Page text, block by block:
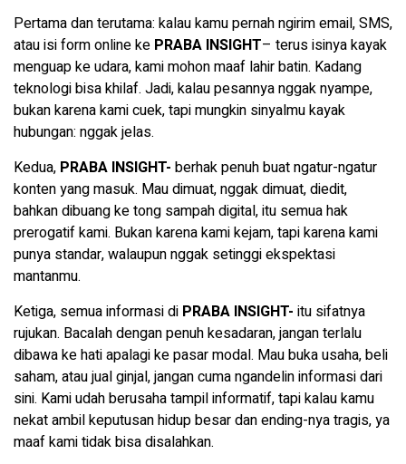
Pertama dan terutama: kalau kamu pernah ngirim email, SMS,
atau isi form online ke PRABA INSIGHT– terus isinya kayak
menguap ke udara, kami mohon maaf lahir batin. Kadang
teknologi bisa khilaf. Jadi, kalau pesannya nggak nyampe,
bukan karena kami cuek, tapi mungkin sinyalmu kayak
hubungan: nggak jelas.
Kedua, PRABA INSIGHT- berhak penuh buat ngatur-ngatur
konten yang masuk. Mau dimuat, nggak dimuat, diedit,
bahkan dibuang ke tong sampah digital, itu semua hak
prerogatif kami. Bukan karena kami kejam, tapi karena kami
punya standar, walaupun nggak setinggi ekspektasi
mantanmu.
Ketiga, semua informasi di PRABA INSIGHT- itu sifatnya
rujukan. Bacalah dengan penuh kesadaran, jangan terlalu
dibawa ke hati apalagi ke pasar modal. Mau buka usaha, beli
saham, atau jual ginjal, jangan cuma ngandelin informasi dari
sini. Kami udah berusaha tampil informatif, tapi kalau kamu
nekat ambil keputusan hidup besar dan ending-nya tragis, ya
maaf kami tidak bisa disalahkan.